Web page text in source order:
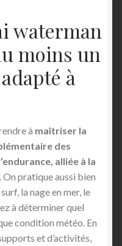
waterman
moins un
à
à maîtriser la
des
alliée à la
. On pratique aussi bien
la nage en mer, le
à déterminer quel
condition météo. En
et d’activités,